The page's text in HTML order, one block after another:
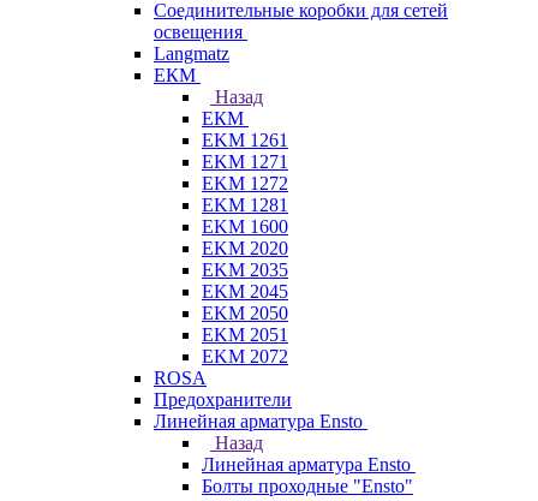
Соединительные коробки для сетей
освещения
Langmatz
ЕКМ
Назад
ЕКМ
EKM 1261
EKM 1271
EKM 1272
EKM 1281
EKM 1600
EKM 2020
EKM 2035
EKM 2045
EKM 2050
EKM 2051
EKM 2072
ROSA
Предохранители
Линейная арматура Ensto
Назад
Линейная арматура Ensto
Болты проходные "Ensto"